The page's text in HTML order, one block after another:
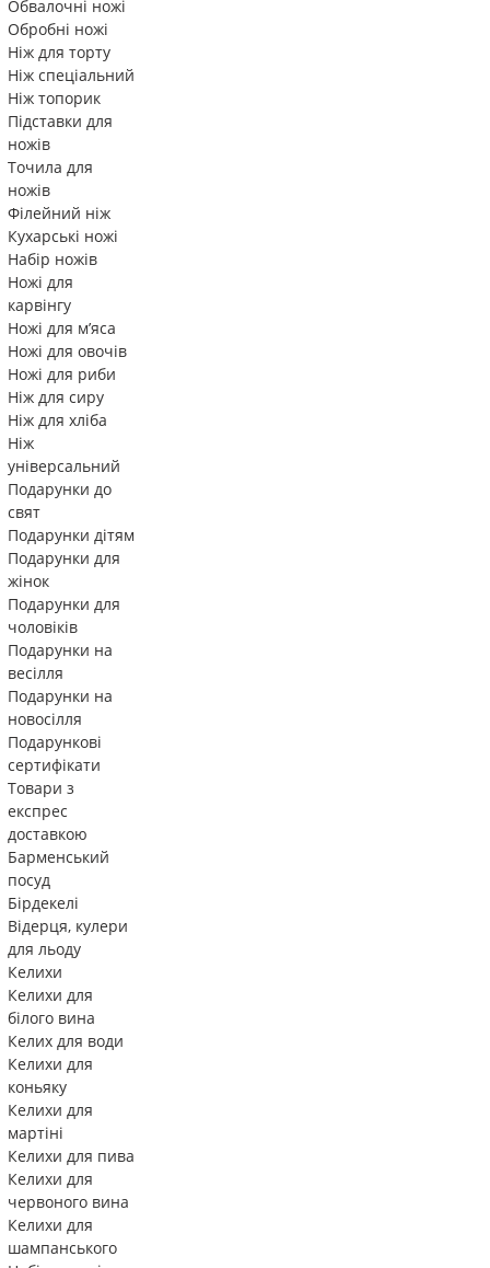
Обвалочні ножі
Обробні ножі
Ніж для торту
Ніж спеціальний
Ніж топорик
Підставки для
ножів
Точила для
ножів
Філейний ніж
Кухарські ножі
Набір ножів
Ножі для
карвінгу
Ножі для м’яса
Ножі для овочів
Ножі для риби
Ніж для сиру
Ніж для хліба
Ніж
універсальний
Подарунки до
свят
Подарунки дітям
Подарунки для
жінок
Подарунки для
чоловіків
Подарунки на
весілля
Подарунки на
новосілля
Подарункові
сертифікати
Товари з
експрес
доставкою
Барменський
посуд
Бірдекелі
Відерця, кулери
для льоду
Келихи
Келихи для
білого вина
Келих для води
Келихи для
коньяку
Келихи для
мартіні
Келихи для пива
Келихи для
червоного вина
Келихи для
шампанського